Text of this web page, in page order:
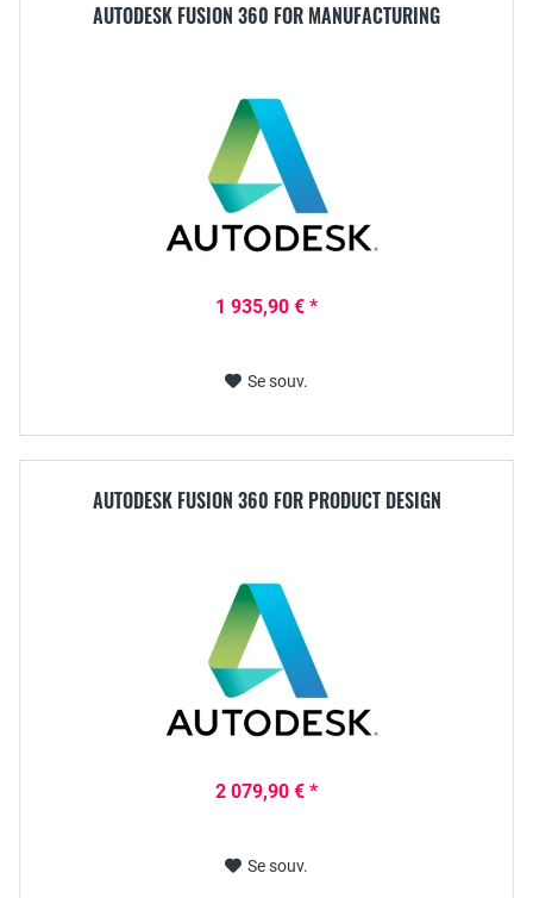
AUTODESK FUSION 360 FOR MANUFACTURING
1 935,90 € *
Se souv.
AUTODESK FUSION 360 FOR PRODUCT DESIGN
2 079,90 € *
Se souv.